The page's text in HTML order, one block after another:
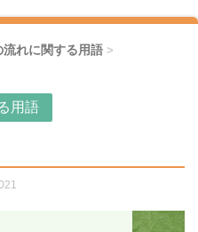
れに関する用語 >
用語